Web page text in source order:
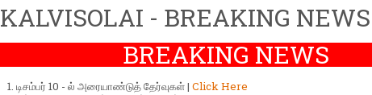
KALVISOLAI - BREAKING NEWS
BREAKING NEWS
டிசம்பர் 10 - ல் அரையாண்டுத் தேர்வுகள் | Click Here